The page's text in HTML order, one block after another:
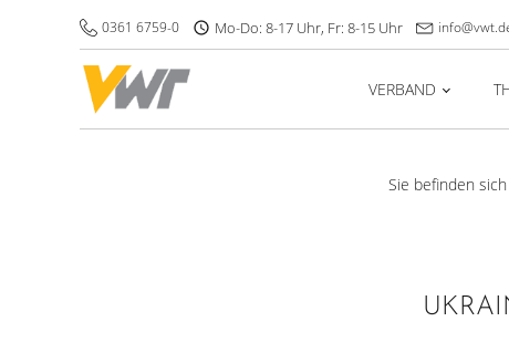
0361 6759-0 Mo-Do: 8-17 Uhr, Fr: 8-15 Uhr
VERBAND
Sie befinden